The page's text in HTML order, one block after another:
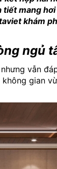
mang
khám
ngủ
vẫn
gian